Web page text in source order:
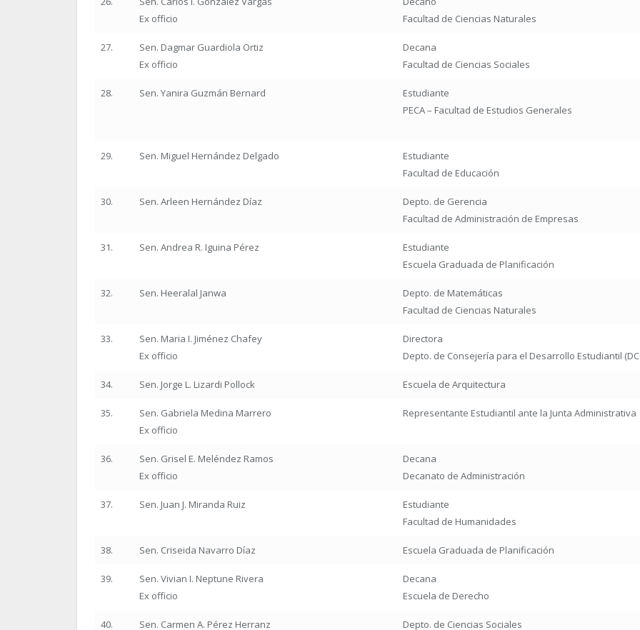
Ex officio
Facultad de Ciencias Naturales
27.
Sen. Dagmar Guardiola Ortiz
Ex officio
Decana
Facultad de Ciencias Sociales
28. Sen. Yanira Guzmán Bernard
Estudiante
PECA – Facultad de Estudios Generales
29. Sen. Miguel Hernández Delgado
Estudiante
Facultad de Educación
30. Sen. Arleen Hernández Díaz
Depto. de Gerencia
Facultad de Administración de Empresas
31. Sen. Andrea R. Iguina Pérez
Estudiante
Escuela Graduada de Planificación
32. Sen. Heeralal Janwa
Depto. de Matemáticas
Facultad de Ciencias Naturales
33.
Sen. Maria I. Jiménez Chafey
Ex officio
Directora
Depto. de Consejería para el Desarrollo Estudiantil
34. Sen. Jorge L. Lizardi Pollock Escuela de Arquitectura
35.
Sen. Gabriela Medina Marrero
Ex officio
Representante Estudiantil ante la Junta Administrativa
36.
Sen. Grisel E. Meléndez Ramos
Ex officio
Decana
Decanato de Administración
37. Sen. Juan J. Miranda Ruiz
Estudiante
Facultad de Humanidades
38. Sen. Criseida Navarro Díaz Escuela Graduada de Planificación
39.
Sen. Vivian I. Neptune Rivera
Ex officio
Decana
Escuela de Derecho
40. Sen. Carmen A. Pérez Herranz
Depto. de Ciencias Sociales